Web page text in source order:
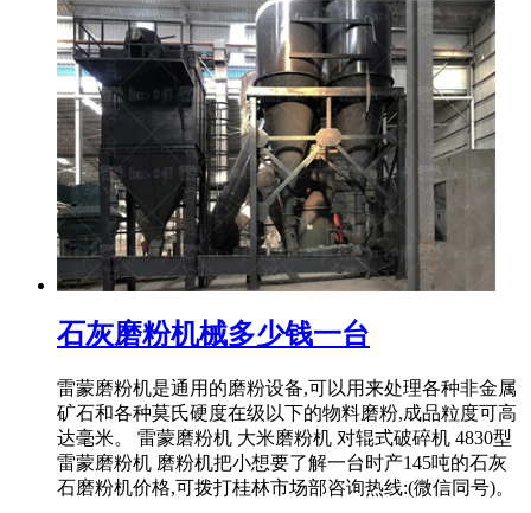
石灰磨粉机械多少钱一台
雷蒙磨粉机是通用的磨粉设备,可以用来处理各种非金属
矿石和各种莫氏硬度在级以下的物料磨粉,成品粒度可高
达毫米。 雷蒙磨粉机 大米磨粉机 对辊式破碎机 4830型
雷蒙磨粉机 磨粉机把小想要了解一台时产145吨的石灰
石磨粉机价格,可拨打桂林市场部咨询热线:(微信同号)。